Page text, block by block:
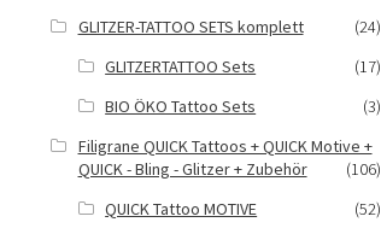
GLITZER-TATTOO SETS komplett
(24)
GLITZERTATTOO Sets
(17)
BIO ÖKO Tattoo Sets
(3)
Filigrane QUICK Tattoos + QUICK Motive +
QUICK - Bling - Glitzer + Zubehör
(106)
QUICK Tattoo MOTIVE
(52)